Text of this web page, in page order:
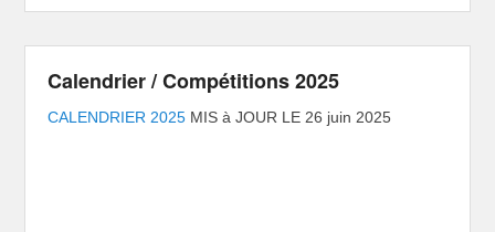
Calendrier / Compétitions 2025
CALENDRIER 2025 MIS à JOUR LE 26 juin 2025